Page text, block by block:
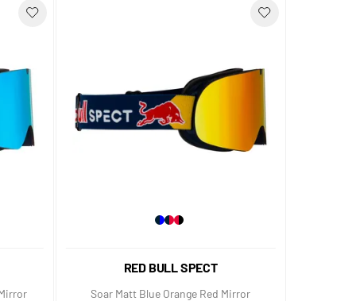
RED BULL SPECT
Soar Matt Blue Orange Red Mirror